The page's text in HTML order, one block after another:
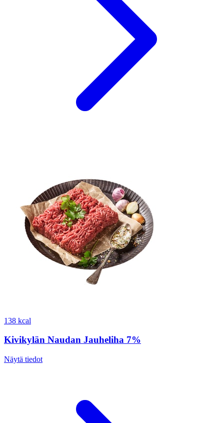
138 kcal
Kivikylän Naudan Jauheliha 7%
Näytä tiedot